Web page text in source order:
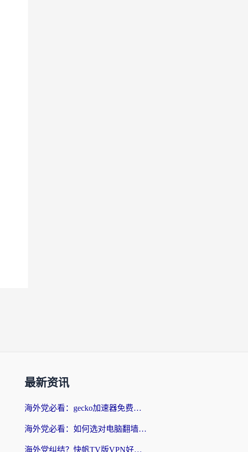
最新资讯
海外党必看：gecko加速器免费试用？教你选对回国加速器，无缝刷国内剧玩游戏
海外党必看：如何选对电脑翻墙回国软件，轻松解锁国内资源？
海外党纠结？快帆TV版VPN好用吗？和扇贝手游VPN对比哪个回国效果更好？